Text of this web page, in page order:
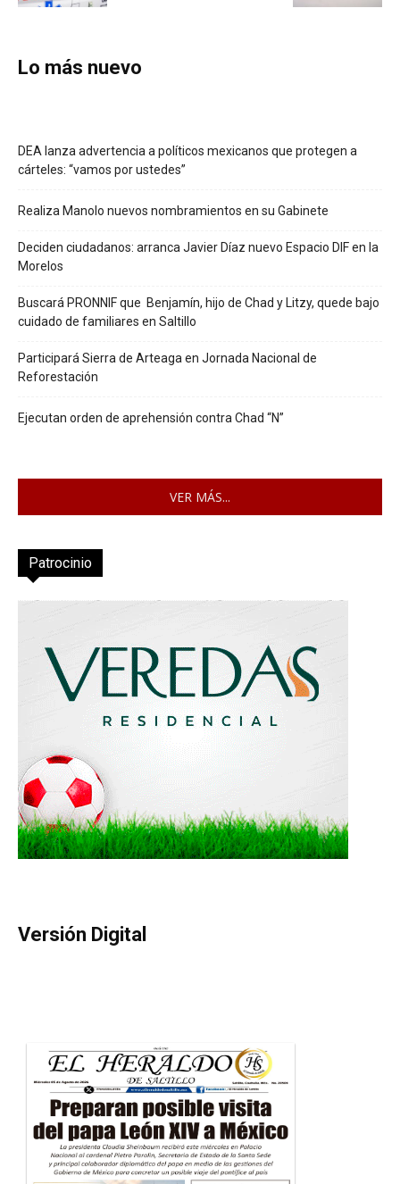
Lo más nuevo
DEA lanza advertencia a políticos mexicanos que protegen a
cárteles: “vamos por ustedes”
Realiza Manolo nuevos nombramientos en su Gabinete
Deciden ciudadanos: arranca Javier Díaz nuevo Espacio DIF en la
Morelos
Buscará PRONNIF que Benjamín, hijo de Chad y Litzy, quede bajo
cuidado de familiares en Saltillo
Participará Sierra de Arteaga en Jornada Nacional de
Reforestación
Ejecutan orden de aprehensión contra Chad “N”
VER MÁS...
Patrocinio
Versión Digital